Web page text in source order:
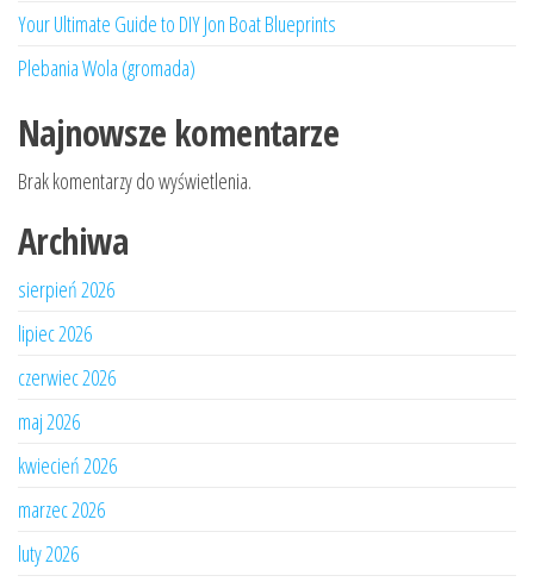
Your Ultimate Guide to DIY Jon Boat Blueprints
Plebania Wola (gromada)
Najnowsze komentarze
Brak komentarzy do wyświetlenia.
Archiwa
sierpień 2026
lipiec 2026
czerwiec 2026
maj 2026
kwiecień 2026
marzec 2026
luty 2026